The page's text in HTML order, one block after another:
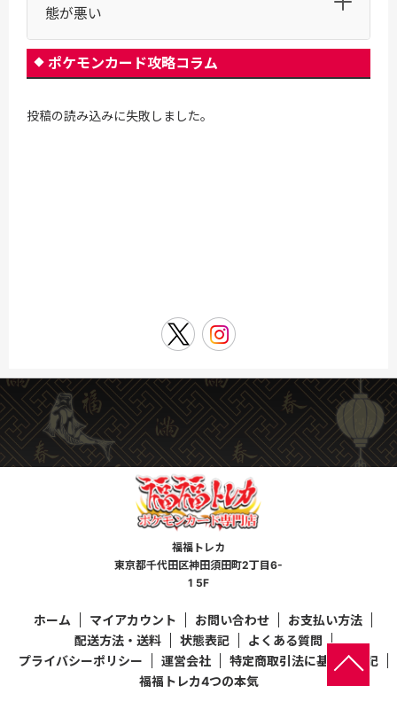
態が悪い
ポケモンカード攻略コラム
投稿の読み込みに失敗しました。
福福トレカ
東京都千代田区神田須田町2丁目6-
1 5F
ホーム マイアカウント お問い合わせ
お支払い方法
配送方法・送料
状態表記
よくある質問
プライバシーポリシー
運営会社
特定商取引法に基づく表記
福福トレカ4つの本気